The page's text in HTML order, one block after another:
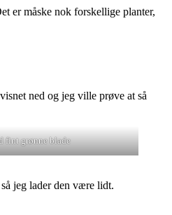
er måske nok forskellige planter,
ned og jeg ville prøve at så
fint grønne blade
jeg lader den være lidt.